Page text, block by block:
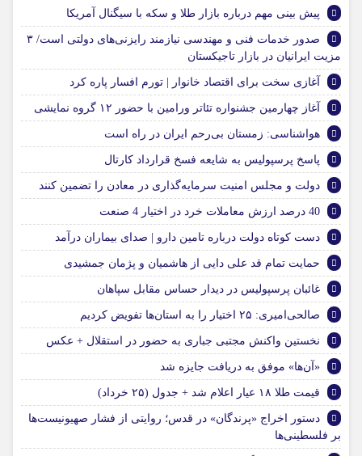
پیش بینی مهم درباره بازار طلا و سکه با سیگنال آمریکا
صدور خدمات فنی و مهندسی نیازمند رایزنی‌های دولتی است/ ۳
مزیت ایرانیان در بازار تاجیکستان
آغازی سخت برای اقتصاد خانوار | تورم افسار پاره کرد
آغاز چهارمین جشنواره تئاتر ورامین با حضور ۱۲ گروه نمایشی
هواشناسی: زمستان بی‌رحم ایران در راه است
پاسخ پرسپولیس به شایعه فسخ قرارداد کارتال
دولت و مجلس امنیت سرمایه‌گذاری در معادن را تضمین کنند
40 درصد ارزش معاملات خرد در اختیار 4 صنعت
دست کوتاه دولت درباره تامین دارو | صدای بیماران درآمد
حمایت تمام قد علی دایی از هاشمیان و پژمان جمشیدی
غائبان پرسپولیس در دیدار حساس مقابل سپاهان
صالحی‌امیری: ۲۵ اختیار را به استان‌ها تفویض کردیم
نخستین واکنش مجتبی جباری به حضور در استقلال + عکس
«آن‌ها» موفق به دریافت جایزه شد
قیمت طلا ۱۸ عیار اعلام شد + جدول (۲۵ خرداد)
دستور اخراج «پرندگان» در قدس؛ روایتی از فشار صهیونیست‌ها
بر فلسطینی‌ها